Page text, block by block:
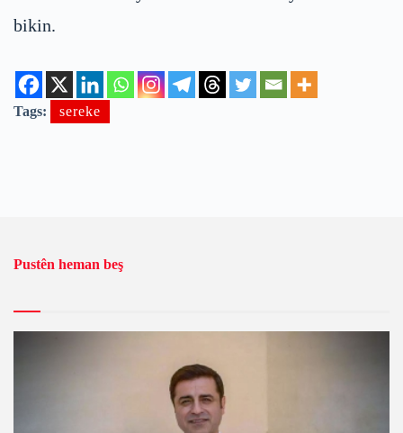
bikin.
Tags: sereke
Pustên heman beş